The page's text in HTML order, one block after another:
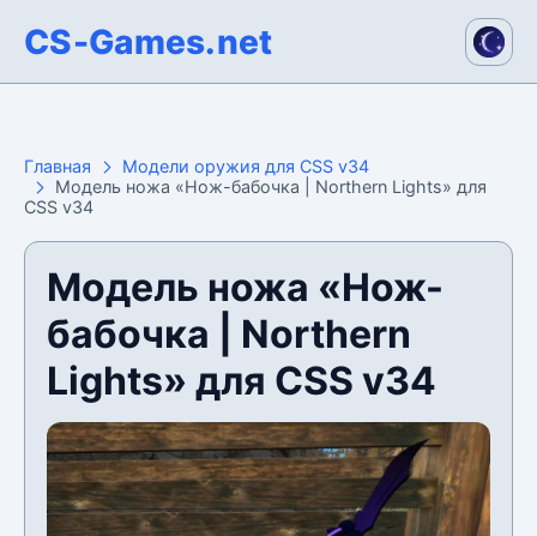
CS-Games.net
Главная
Модели оружия для CSS v34
Модель ножа «Нож-бабочка | Northern Lights» для
CSS v34
Модель ножа «Нож-
бабочка | Northern
Lights» для CSS v34